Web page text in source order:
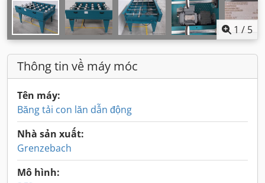
1 / 5
Thông tin về máy móc
Tên máy:
Băng tải con lăn dẫn động
Nhà sản xuất:
Grenzebach
Mô hình: